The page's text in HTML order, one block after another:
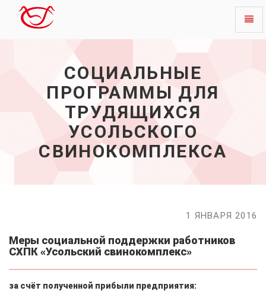
трудящихся
свинокомплекса
СОЦИАЛЬНЫЕ
ПРОГРАММЫ ДЛЯ
ТРУДЯЩИХСЯ
УСОЛЬСКОГО
СВИНОКОМПЛЕКСА
1 ЯНВАРЯ 2016
Меры социальной поддержки работников
СХПК «Усольский свинокомплекс»
за счёт полученной прибыли предприятия: